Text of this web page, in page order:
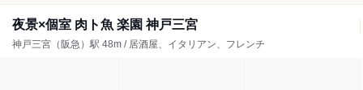
夜景×個室 肉ト魚 楽園 神戸三宮
神戸三宮（阪急）駅 48m / 居酒屋、イタリアン、フレンチ